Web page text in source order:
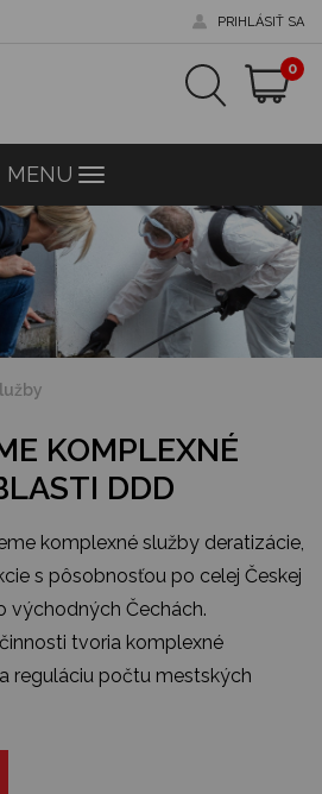
PRIHLÁSIŤ SA
0
MENU Menu
KOMPLEXNÉ
DDD
komplexné služby deratizácie,
s pôsobnosťou po celej Českej
východných Čechách.
tvoria komplexné
reguláciu počtu mestských